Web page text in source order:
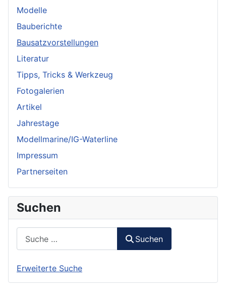
Modelle
Bauberichte
Bausatzvorstellungen
Literatur
Tipps, Tricks & Werkzeug
Fotogalerien
Artikel
Jahrestage
Modellmarine/IG-Waterline
Impressum
Partnerseiten
Suchen
Suchen
Erweiterte Suche